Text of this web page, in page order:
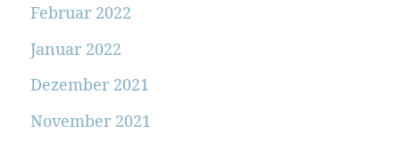
Februar 2022
Januar 2022
Dezember 2021
November 2021